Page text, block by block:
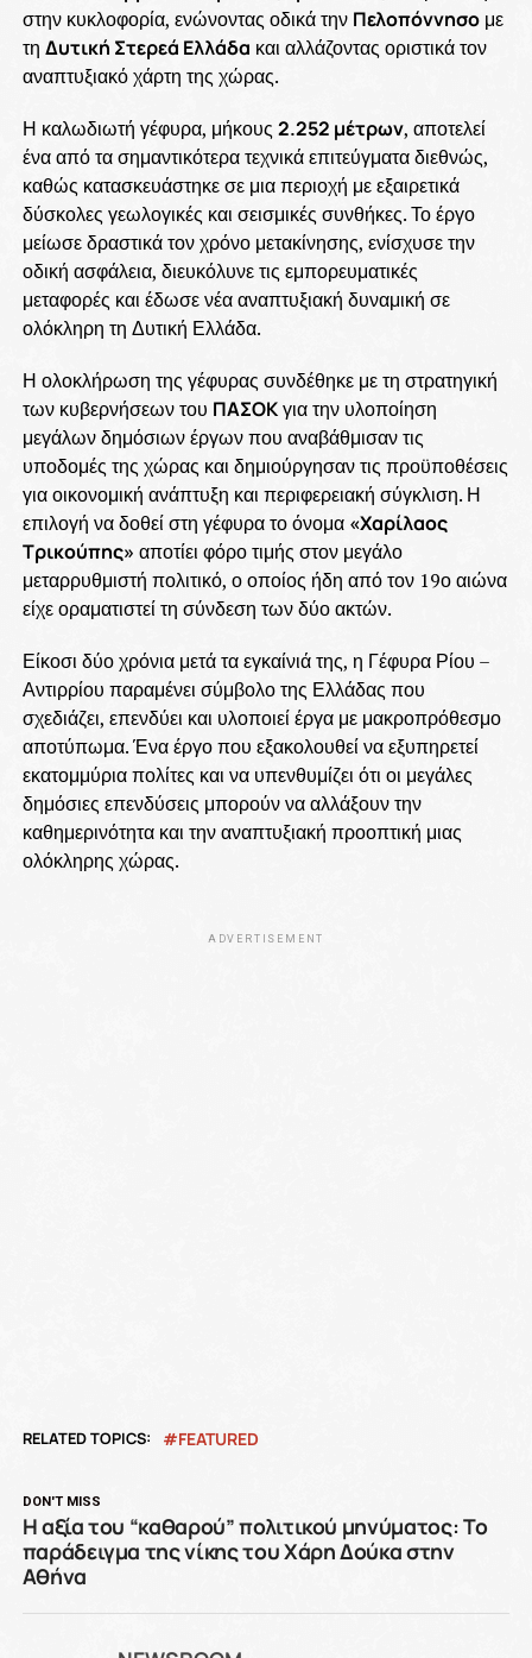
στην κυκλοφορία, ενώνοντας οδικά την Πελοπόννησομε
τη Δυτική Στερεά Ελλάδα και αλλάζοντας οριστικά τον
αναπτυξιακό χάρτη της χώρας.
Η καλωδιωτή γέφυρα, μήκους 2.252 μέτρων, αποτελεί
ένα από τα σημαντικότερα τεχνικά επιτεύγματα διεθνώς,
καθώς κατασκευάστηκε σε μια περιοχή με εξαιρετικά
δύσκολες γεωλογικές και σεισμικές συνθήκες. Το έργο
μείωσε δραστικά τον χρόνο μετακίνησης, ενίσχυσε την
οδική ασφάλεια, διευκόλυνε τις εμπορευματικές
μεταφορές και έδωσε νέα αναπτυξιακή δυναμική σε
ολόκληρη τη Δυτική Ελλάδα.
Η ολοκλήρωση της γέφυρας συνδέθηκε με τη στρατηγική
των κυβερνήσεων του ΠΑΣΟΚγια την υλοποίηση
μεγάλων δημόσιων έργων που αναβάθμισαν τις
υποδομές της χώρας και δημιούργησαν τις προϋποθέσεις
για οικονομική ανάπτυξη και περιφερειακή σύγκλιση. Η
επιλογή να δοθεί στη γέφυρα το όνομα «Χαρίλαος
Τρικούπης» αποτίει φόρο τιμής στον μεγάλο
μεταρρυθμιστή πολιτικό, ο οποίος ήδη από τον 19ο αιώνα
είχε οραματιστεί τη σύνδεση των δύο ακτών.
Είκοσι δύο χρόνια μετά τα εγκαίνιά της, η Γέφυρα Ρίου –
Αντιρρίου παραμένει σύμβολο της Ελλάδας που
σχεδιάζει, επενδύει και υλοποιεί έργα με μακροπρόθεσμο
αποτύπωμα. Ένα έργο που εξακολουθεί να εξυπηρετεί
εκατομμύρια πολίτες και να υπενθυμίζει ότι οι μεγάλες
δημόσιες επενδύσεις μπορούν να αλλάξουν την
καθημερινότητα και την αναπτυξιακή προοπτική μιας
ολόκληρης χώρας.
ADVERTISEMENT
RELATED TOPICS: FEATURED
DON'T MISS
Η αξία του “καθαρού” πολιτικού μηνύματος: Το
παράδειγμα της νίκης του Χάρη Δούκα στην
Αθήνα